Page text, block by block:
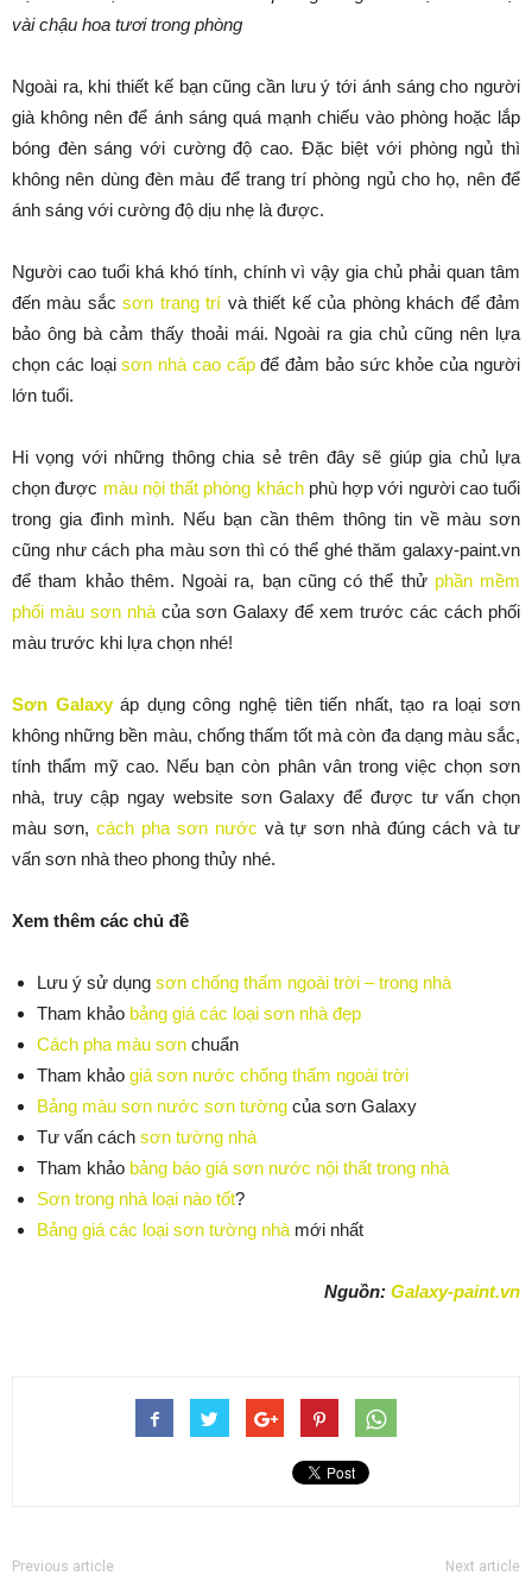
vài chậu hoa tươi trong phòng
Ngoài ra, khi thiết kế bạn cũng cần lưu ý tới ánh sáng cho người
già không nên để ánh sáng quá mạnh chiếu vào phòng hoặc lắp
bóng đèn sáng với cường độ cao. Đặc biệt với phòng ngủ thì
không nên dùng đèn màu để trang trí phòng ngủ cho họ, nên để
ánh sáng với cường độ dịu nhẹ là được.
Người cao tuổi khá khó tính, chính vì vậy gia chủ phải quan tâm
đến màu sắcsơn trang trí và thiết kế của phòng khách để đảm
bảo ông bà cảm thấy thoải mái. Ngoài ra gia chủ cũng nên lựa
chọn các loạisơn nhà cao cấpđể đảm bảo sức khỏe của người
lớn tuổi.
Hi vọng với những thông chia sẻ trên đây sẽ giúp gia chủ lựa
chọn được màu nội thất phòng kháchphù hợp với người cao tuổi
trong gia đình mình. Nếu bạn cần thêm thông tin về màu sơn
cũng như cách pha màu sơn thì có thể ghé thăm galaxy-paint.vn
để tham khảo thêm. Ngoài ra, bạn cũng có thể thử phần mềm
phối màu sơn nhà của sơn Galaxy để xem trước các cách phối
màu trước khi lựa chọn nhé!
Sơn Galaxyáp dụng công nghệ tiên tiến nhất, tạo ra loại sơn
không những bền màu, chống thấm tốt mà còn đa dạng màu sắc,
tính thẩm mỹ cao. Nếu bạn còn phân vân trong việc chọn sơn
nhà, truy cập ngay website sơn Galaxy để được tư vấn chọn
màu sơn, cách pha sơn nước và tự sơn nhà đúng cách và tư
vấn sơn nhà theo phong thủy nhé.
Xem thêm các chủ đề
Lưu ý sử dụng sơn chống thấm ngoài trời – trong nhà
Tham khảo bảng giá các loại sơn nhà đẹp
Cách pha màu sơn chuẩn
Tham khảo giá sơn nước chống thấm ngoài trời
Bảng màu sơn nước sơn tường của sơn Galaxy
Tư vấn cách sơn tường nhà
Tham khảo bảng báo giá sơn nước nội thất trong nhà
Sơn trong nhà loại nào tốt?
Bảng giá các loại sơn tường nhà mới nhất
Nguồn: Galaxy-paint.vn
Previous article Next article